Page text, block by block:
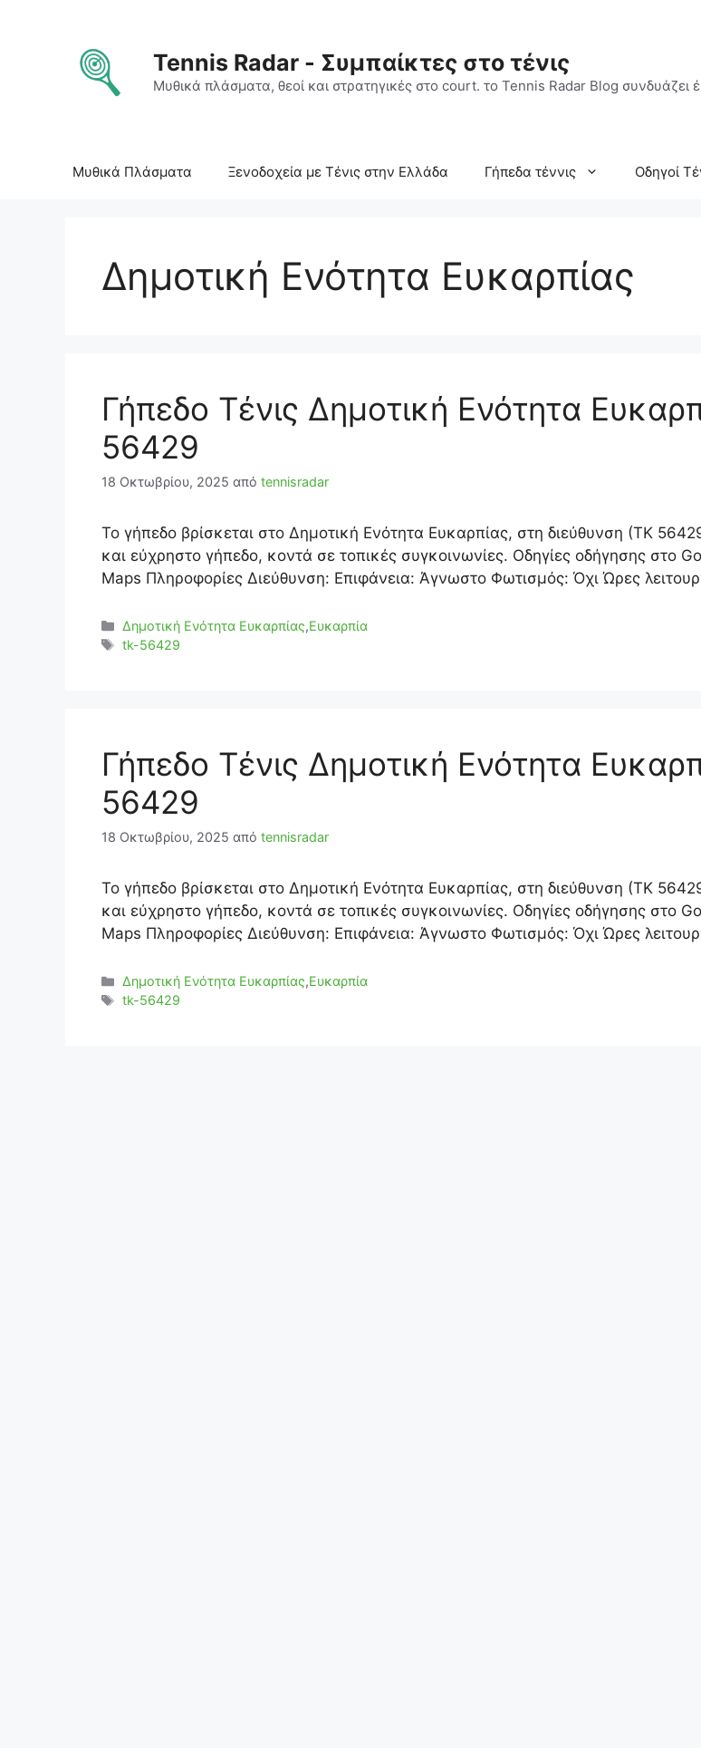
περιεχόμενο
Tennis Radar - Συμπαίκτες στο τένις
Μυθικά πλάσματα, θεοί και στρατηγικές στο court. το Tennis Radar Blog συνδυάζει
Μυθικά Πλάσματα Ξενοδοχεία με Τένις στην Ελλάδα Γήπεδα τέννις Οδηγοί
Δημοτική Ενότητα Ευκαρπίας
Γήπεδο Τένις Δημοτική Ενότητα
56429
18 Οκτωβρίου, 2025 από tennisradar
Το γήπεδο βρίσκεται στο Δημοτική Ενότητα Ευκαρπίας, στη διεύθυνση (ΤΚ
και εύχρηστο γήπεδο, κοντά σε τοπικές συγκοινωνίες. Οδηγίες οδήγησης στο
Maps Πληροφορίες Διεύθυνση: Επιφάνεια: Άγνωστο Φωτισμός: Όχι Ώρες
Κατηγορίες
Δημοτική Ενότητα Ευκαρπίας,Ευκαρπία
Ετικέτες
tk-56429
Γήπεδο Τένις Δημοτική Ενότητα
56429
18 Οκτωβρίου, 2025 από tennisradar
Το γήπεδο βρίσκεται στο Δημοτική Ενότητα Ευκαρπίας, στη διεύθυνση (ΤΚ
και εύχρηστο γήπεδο, κοντά σε τοπικές συγκοινωνίες. Οδηγίες οδήγησης στο
Maps Πληροφορίες Διεύθυνση: Επιφάνεια: Άγνωστο Φωτισμός: Όχι Ώρες
Κατηγορίες
Δημοτική Ενότητα Ευκαρπίας,Ευκαρπία
Ετικέτες
tk-56429